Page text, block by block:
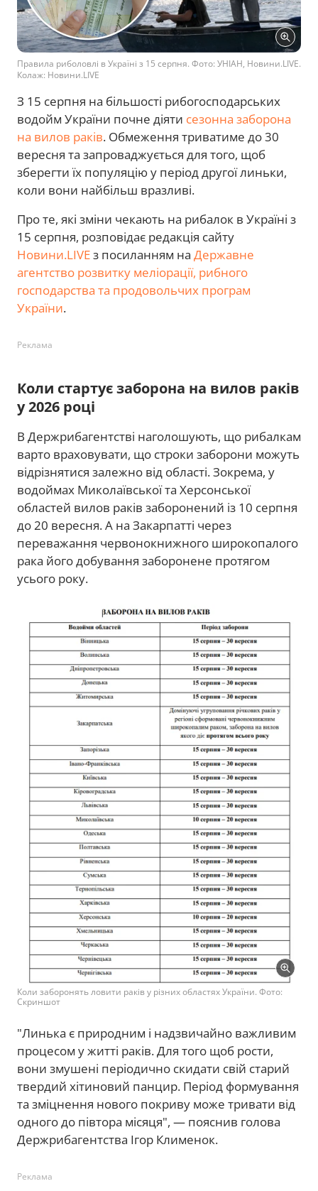
Правила риболовлі в Україні з 15 серпня. Фото: УНІАН, Новини.LIVE.
Колаж: Новини.LIVE
З 15 серпня на більшості рибогосподарських
водойм України почне діяти сезонна заборона
на вилов раків. Обмеження триватиме до 30
вересня та запроваджується для того, щоб
зберегти їх популяцію у період другої линьки,
коли вони найбільш вразливі.
Про те, які зміни чекають на рибалок в Україні з
15 серпня, розповідає редакція сайту
Новини.LIVEз посиланням на Державне
агентство розвитку меліорації, рибного
господарства та продовольчих програм
України.
Реклама
Коли стартує заборона на вилов раків
у 2026 році
В Держрибагентстві наголошують, що рибалкам
варто враховувати, що строки заборони можуть
відрізнятися залежно від області. Зокрема, у
водоймах Миколаївської та Херсонської
областей вилов раків заборонений із 10 серпня
до 20 вересня. А на Закарпатті через
переважання червонокнижного широкопалого
рака його добування заборонене протягом
усього року.
Коли заборонять ловити раків у різних областях України. Фото:
Скриншот
"Линька є природним і надзвичайно важливим
процесом у житті раків. Для того щоб рости,
вони змушені періодично скидати свій старий
твердий хітиновий панцир. Період формування
та зміцнення нового покриву може тривати від
одного до півтора місяця", — пояснив голова
Держрибагентства Ігор Клименок.
Реклама